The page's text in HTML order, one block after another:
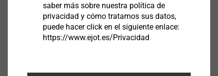
elevados y que hasta ahora solo se podían fijar con
insertos introducidos previamente o montados
posteriormente con ultrasonidos.
saber más sobre nuestra política de
privacidad y cómo tratamos sus datos,
puede hacer click en el siguiente enlace:
https://www.ejot.es/Privacidad